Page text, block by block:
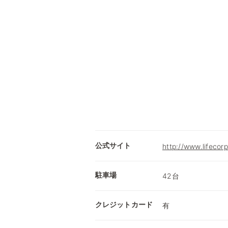
公式サイト http://
駐車場 42台
クレジットカード 有